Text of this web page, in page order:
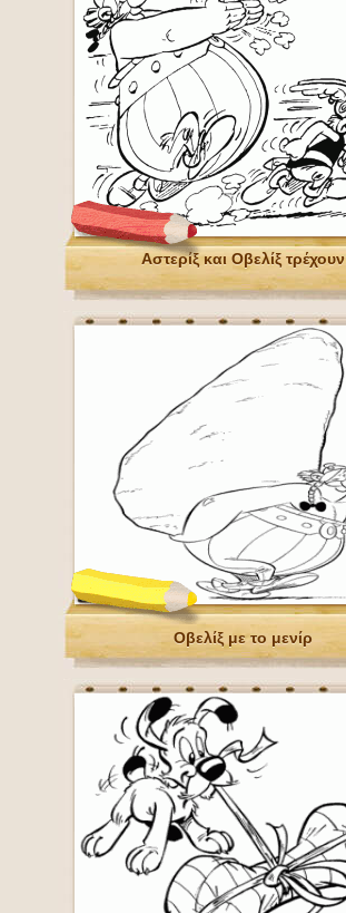
Αστερίξ και Οβελίξ τρέχουν
Οβελίξ με το μενίρ